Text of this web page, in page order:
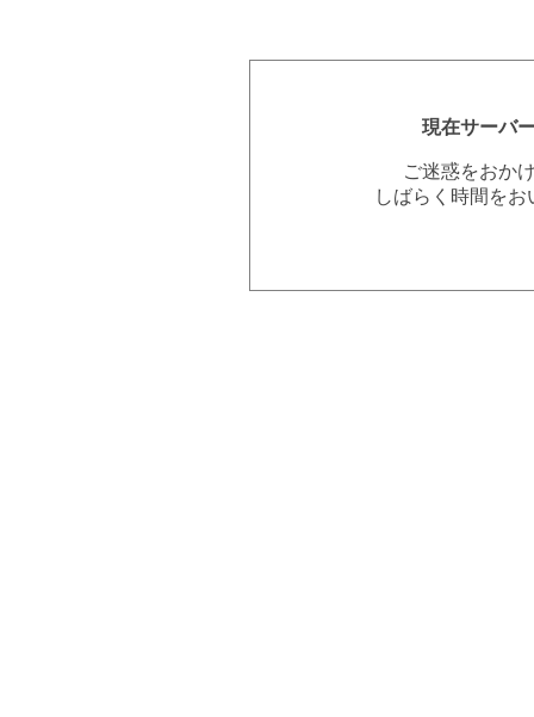
現在サーバ
ご迷惑をおか
しばらく時間を